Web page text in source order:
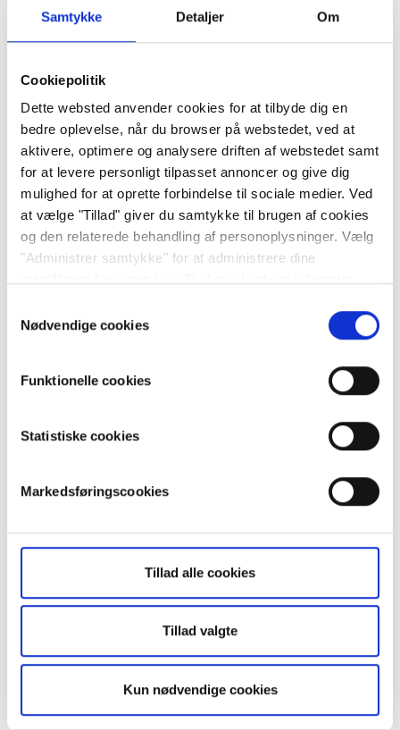
Samtykke Detaljer Om
Cookiepolitik
Dette websted anvender cookies for at tilbyde dig en
bedre oplevelse, når du browser på webstedet, ved at
aktivere, optimere og analysere driften af webstedet samt
for at levere personligt tilpasset annoncer og give dig
mulighed for at oprette forbindelse til sociale medier. Ved
at vælge "Tillad" giver du samtykke til brugen af cookies
og den relaterede behandling af personoplysninger. Vælg
"Administrer samtykke" for at administrere dine
siden om cookiepolitik. Læs
vores cookiepolitik herog
Nødvendige cookies
Funktionelle cookies
Statistiske cookies
Markedsføringscookies
Tillad alle cookies
Tillad valgte
Kun nødvendige cookies
Scenarie 3: Prisen stiger først til 250 kr. pr. aktie og
i kurs 250. Da aktien faldt til 200 kr., blev positionen
lukket og solgt til 240 kr. pr. aktie.
Læs mere om forskellige ordretyper i vores artikelOrdretyper
*Vær opmærksom på, at i volatile markeder kan priser og
tidspunkter for ordreafviklinger blive påvirket. Læs mere i vores
Facebook LinkedIn
Ikke kunde endnu?